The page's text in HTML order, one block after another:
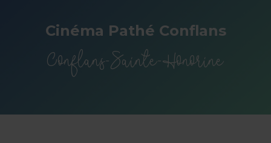
Cinéma Pathé Conflans
Conflans-Sainte-Honorine